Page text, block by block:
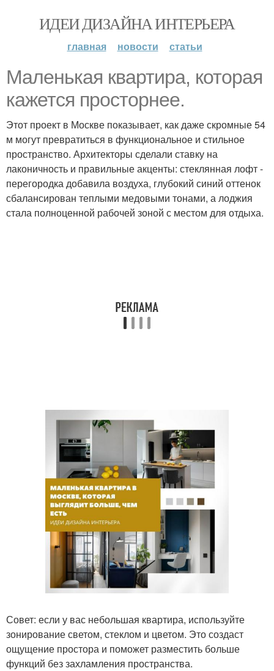
ИДЕИ ДИЗАЙНА ИНТЕРЬЕРА
главная новости статьи
Маленькая квартира, которая
кажется просторнее.
Этот проект в Москве показывает, как даже скромные 54
м могут превратиться в функциональное и стильное
пространство. Архитекторы сделали ставку на
лаконичность и правильные акценты: стеклянная лофт -
перегородка добавила воздуха, глубокий синий оттенок
сбалансирован теплыми медовыми тонами, а лоджия
стала полноценной рабочей зоной с местом для отдыха.
Совет: если у вас небольшая квартира, используйте
зонирование светом, стеклом и цветом. Это создаст
ощущение простора и поможет разместить больше
функций без захламления пространства.